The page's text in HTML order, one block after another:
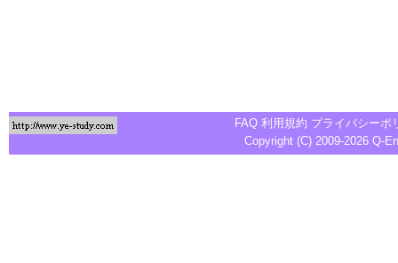
FAQ 利用規約 プライバシーポ
Copyright (C) 2009-2026 Q-